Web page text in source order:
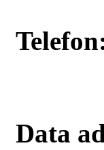
Data